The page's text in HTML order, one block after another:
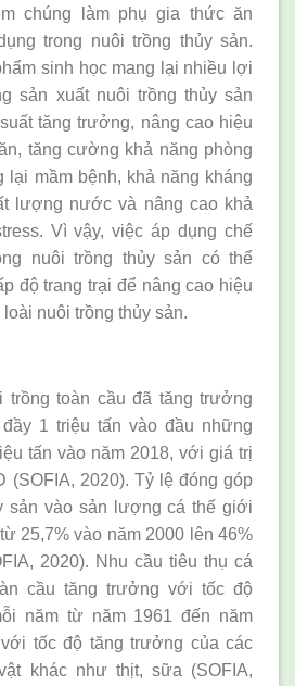
chúng làm phụ gia thức ăn
trong nuôi trồng thủy sản.
sinh học mang lại nhiều lợi
sản xuất nuôi trồng thủy sản
tăng trưởng, nâng cao hiệu
tăng cường khả năng phòng
lại mầm bệnh, khả năng kháng
lượng nước và nâng cao khả
Vì vậy, việc áp dụng chế
nuôi trồng thủy sản có thể
độ trang trại để nâng cao hiệu
nuôi trồng thủy sản.
trồng toàn cầu đã tăng trưởng
1 triệu tấn vào đầu những
tấn vào năm 2018, với giá trị
(SOFIA, 2020). Tỷ lệ đóng góp
sản vào sản lượng cá thế giới
25,7% vào năm 2000 lên 46%
2020). Nhu cầu tiêu thụ cá
cầu tăng trưởng với tốc độ
năm từ năm 1961 đến năm
tốc độ tăng trưởng của các
khác như thịt, sữa (SOFIA,